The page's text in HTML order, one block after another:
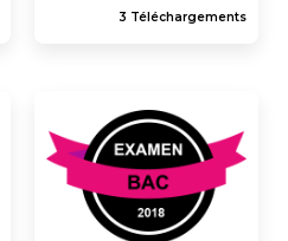
3 Téléchargements